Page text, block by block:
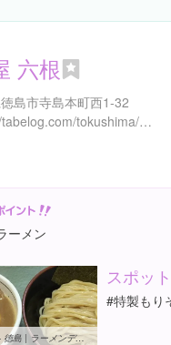
六根
島市寺島本町西1-32
https://tabelog.com/tokushima/A3601/A360101/36003938/
ーメン
麺屋 六根 - 徳島 | ラーメンデータベース
スポッ
#特製もり